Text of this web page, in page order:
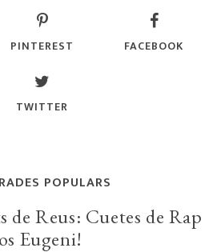
PINTEREST FACEBOOK
TWITTER
POPULARS
de Reus: Cuetes de Rap
Eugeni!